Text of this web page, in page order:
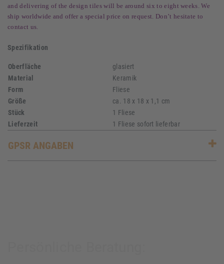
and delivering of the design tiles will be around six to eight weeks. We
ship worldwide and offer a special price on request. Don’t hesitate to
contact us.
Spezifikation
Oberfläche
glasiert
Material
Keramik
Form
Fliese
Größe
ca. 18 x 18 x 1,1 cm
Stück
1 Fliese
Lieferzeit
1 Fliese sofort lieferbar
GPSR ANGABEN